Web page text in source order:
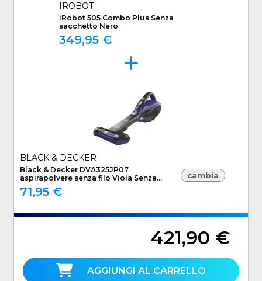
IROBOT
iRobot 505 Combo Plus Senza
sacchetto Nero
349,95 €
BLACK & DECKER
Black & Decker DVA325JP07
aspirapolvere senza filo Viola Senza
sacchetto
71,95 €
cambia
421,90 €
AGGIUNGI AL CARRELLO